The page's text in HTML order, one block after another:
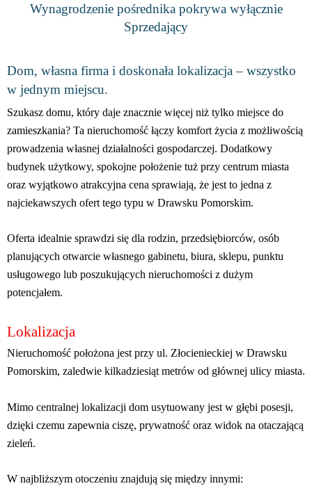
Wynagrodzenie pośrednika pokrywa wyłącznie
Sprzedający
Dom, własna firma i doskonała lokalizacja – wszystko
w jednym miejscu.
Szukasz domu, który daje znacznie więcej niż tylko miejsce do
zamieszkania? Ta nieruchomość łączy komfort życia z możliwością
prowadzenia własnej działalności gospodarczej. Dodatkowy
budynek użytkowy, spokojne położenie tuż przy centrum miasta
oraz wyjątkowo atrakcyjna cena sprawiają, że jest to jedna z
najciekawszych ofert tego typu w Drawsku Pomorskim.
Oferta idealnie sprawdzi się dla rodzin, przedsiębiorców, osób
planujących otwarcie własnego gabinetu, biura, sklepu, punktu
usługowego lub poszukujących nieruchomości z dużym
potencjałem.
Lokalizacja
Nieruchomość położona jest przy ul. Złocienieckiej w Drawsku
Pomorskim, zaledwie kilkadziesiąt metrów od głównej ulicy miasta.
Mimo centralnej lokalizacji dom usytuowany jest w głębi posesji,
dzięki czemu zapewnia ciszę, prywatność oraz widok na otaczającą
zieleń.
W najbliższym otoczeniu znajdują się między innymi: